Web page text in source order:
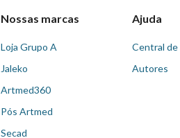
Nossas marcas
Loja Grupo A
Jaleko
Artmed360
Pós Artmed
Secad
Ajuda
Central de
Autores